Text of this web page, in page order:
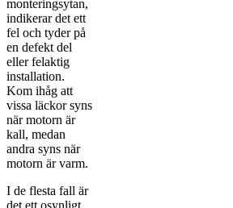
monteringsytan,
indikerar det ett
fel och tyder på
en defekt del
eller felaktig
installation.
Kom ihåg att
vissa läckor syns
när motorn är
kall, medan
andra syns när
motorn är varm.
I de flesta fall är
det ett osynligt